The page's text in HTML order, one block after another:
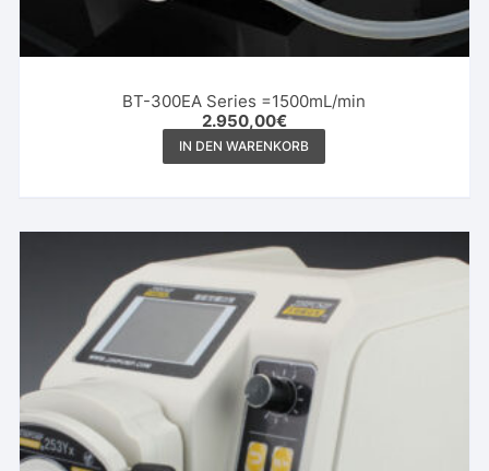
BT-300EA Series =1500mL/min
2.950,00€
IN DEN WARENKORB